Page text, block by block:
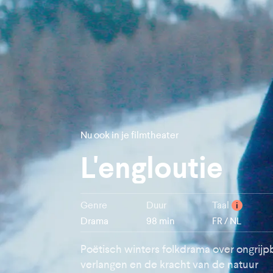
Nu ook in je filmtheater
L'engloutie
Genre
Drama
Duur
98 min
Taal i
FR / NL
Poëtisch winters folkdrama over
verlangen en de kracht van de natuur